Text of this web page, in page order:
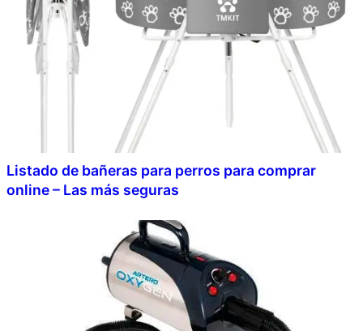
Listado de bañeras para perros para comprar
online – Las más seguras